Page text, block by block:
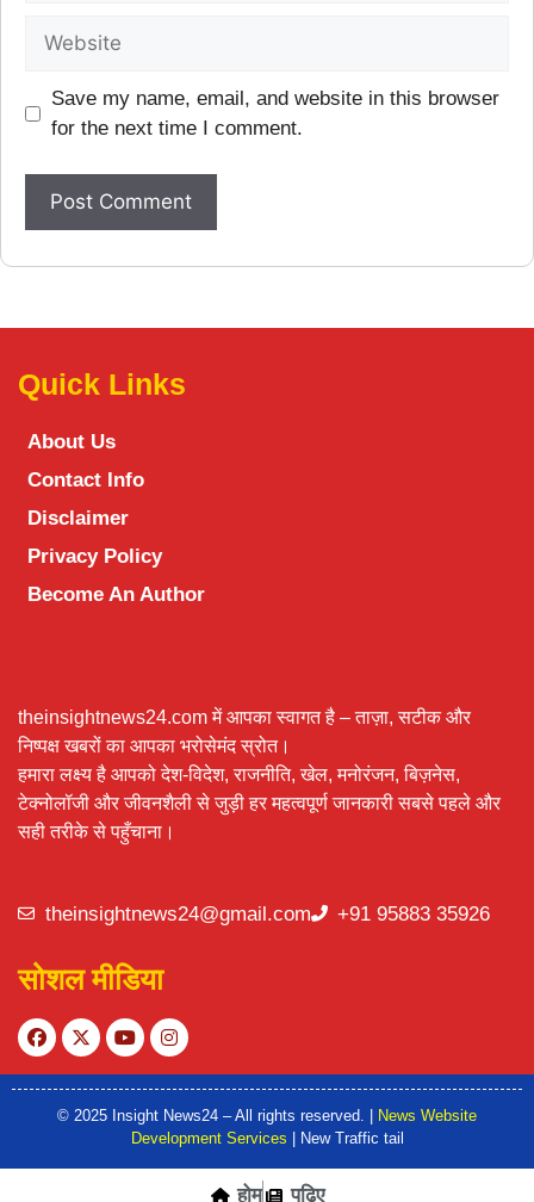
होम पढ़िए
Save my name, email, and website in this browser
for the next time I comment.
Quick Links
About Us
Contact Info
Disclaimer
Privacy Policy
Become An Author
theinsightnews24.com में आपका स्वागत है – ताज़ा, सटीक और
निष्पक्ष खबरों का आपका भरोसेमंद स्रोत।
हमारा लक्ष्य है आपको देश-विदेश, राजनीति, खेल, मनोरंजन, बिज़नेस,
टेक्नोलॉजी और जीवनशैली से जुड़ी हर महत्वपूर्ण जानकारी सबसे पहले और
सही तरीके से पहुँचाना।
theinsightnews24@gmail.com +91 95883 35926
सोशल मीडिया
© 2025 Insight News24 – All rights reserved. |
News Website
Development Services
| New Traffic tail